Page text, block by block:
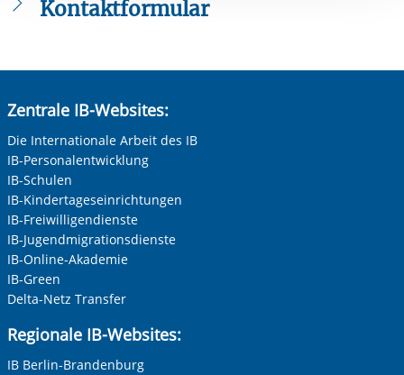
Vorherige Folie anzeigen
Kontaktformular
Pflichtfelder.
Anrede*
Keine Angabe
Frau
Herr
Neutrale Anrede
Unternehmen
Nachname, Vorname*
Zentrale IB-Websites:
Die Internationale Arbeit des IB
IB-Personalentwicklung
IB-Schulen
IB-Kindertageseinrichtungen
IB-Freiwilligendienste
IB-Jugendmigrationsdienste
IB-Online-Akademie
IB-Green
Delta-Netz Transfer
Regionale IB-Websites:
IB Berlin-Brandenburg